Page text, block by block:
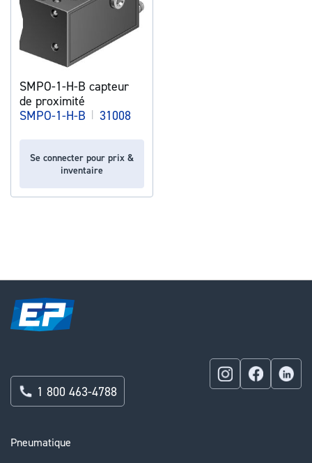
SMPO-1-H-B capteur
de proximité
SMPO-1-H-B | 31008
Se connecter pour prix &
inventaire
Pneumatique
1 800 463-4788